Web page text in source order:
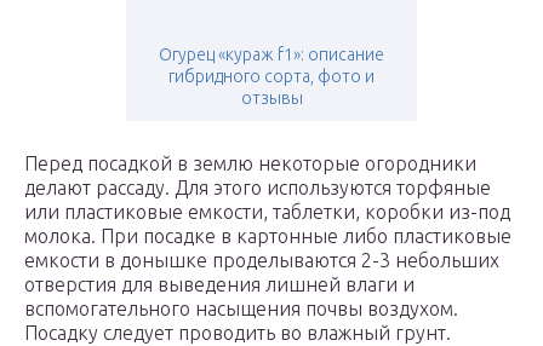
Огурец «кураж f1»: описание
гибридного сорта, фото и
отзывы
Перед посадкой в землю некоторые огородники
делают рассаду. Для этого используются торфяные
или пластиковые емкости, таблетки, коробки из-под
молока. При посадке в картонные либо пластиковые
емкости в донышке проделываются 2-3 небольших
отверстия для выведения лишней влаги и
вспомогательного насыщения почвы воздухом.
Посадку следует проводить во влажный грунт.